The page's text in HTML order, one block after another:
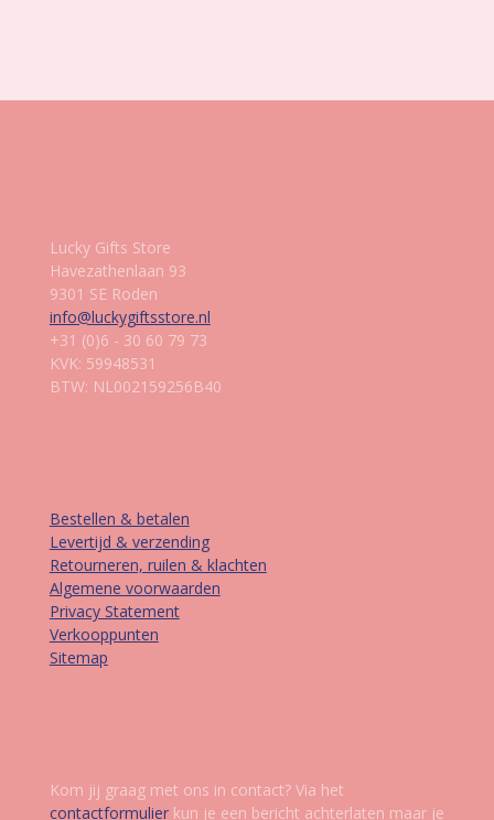
Lucky Gifts Store
Havezathenlaan 93
9301 SE Roden
info@luckygiftsstore.nl
+31 (0)6 - 30 60 79 73
KVK: 59948531
BTW: NL002159256B40
Bestellen & betalen
Levertijd & verzending
Retourneren, ruilen & klachten
Algemene voorwaarden
Privacy Statement
Verkooppunten
Sitemap
Kom jij graag met ons in contact? Via het
contactformulierkun je een bericht achterlaten maar je